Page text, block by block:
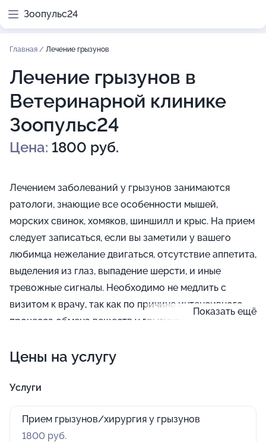
Зоопульс24
Главная / Лечение грызунов
Лечение грызунов в
Ветеринарной клинике
Зоопульс24
Цена: 1800 руб.
Лечением заболеваний у грызунов занимаются
ратологи, знающие все особенности мышей,
морских свинок, хомяков, шиншилл и крыс. На прием
следует записаться, если вы заметили у вашего
любимца нежелание двигаться, отсутствие аппетита,
выделения из глаз, выпадение шерсти, и иные
тревожные сигналы. Необходимо не медлить с
визитом к врачу, так как по причине интенсивного
процесса обмена веществ у грызунов болезни
Показать ещё
Цены на услугу
Услуги
Прием грызунов/хирургия у грызунов
1800 руб.